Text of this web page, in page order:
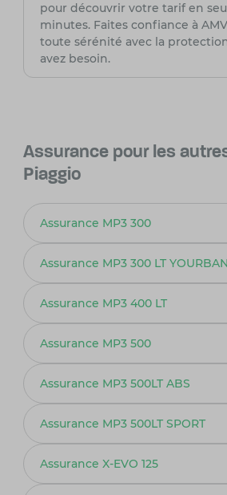
pour découvrir votre tarif en
minutes. Faites confiance à
toute sérénité avec la
avez besoin.
Assurance pour les
Piaggio
Assurance MP3 300
Assurance MP3 300 LT YOURBAN
Assurance MP3 400 LT
Assurance MP3 500
Assurance MP3 500LT ABS
Assurance MP3 500LT SPORT
Assurance X-EVO 125